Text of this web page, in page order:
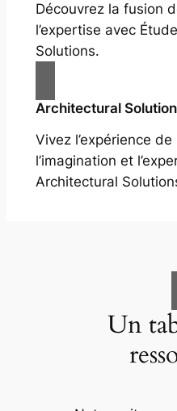
Découvrez la fusion
l’expertise avec
Solutions.
Architectural
Vivez l’expérience
l’imagination et
Architectural
Un